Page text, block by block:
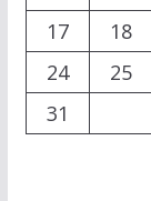
17
18
24
25
31